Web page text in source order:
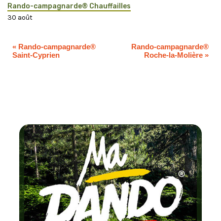
Rando-campagnarde® Chauffailles
30 août
« Rando-campagnarde®
Saint-Cyprien
Rando-campagnarde®
Roche-la-Molière »
Chaque
testez un circuit